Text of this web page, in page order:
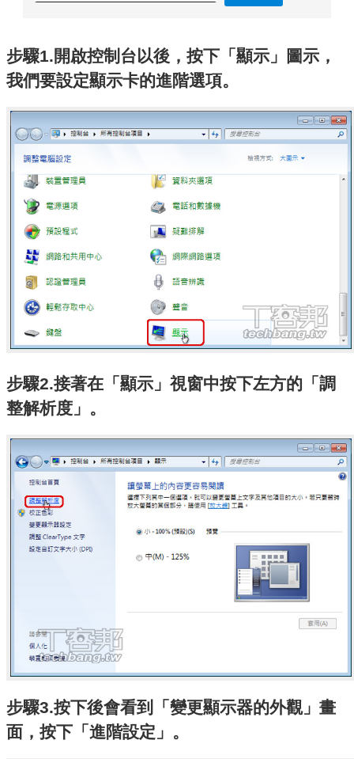
步驟1.開啟控制台以後，按下「顯示」圖示，
我們要設定顯示卡的進階選項。
步驟2.接著在「顯示」視窗中按下左方的「調
整解析度」。
步驟3.按下後會看到「變更顯示器的外觀」畫
面，按下「進階設定」。